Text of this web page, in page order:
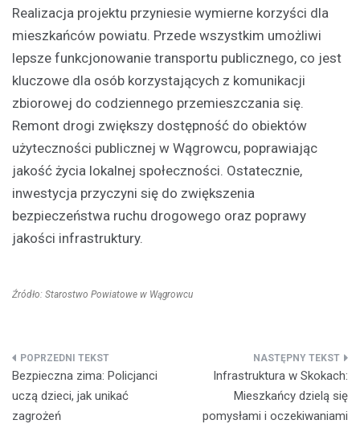
Realizacja projektu przyniesie wymierne korzyści dla
mieszkańców powiatu. Przede wszystkim umożliwi
lepsze funkcjonowanie transportu publicznego, co jest
kluczowe dla osób korzystających z komunikacji
zbiorowej do codziennego przemieszczania się.
Remont drogi zwiększy dostępność do obiektów
użyteczności publicznej w Wągrowcu, poprawiając
jakość życia lokalnej społeczności. Ostatecznie,
inwestycja przyczyni się do zwiększenia
bezpieczeństwa ruchu drogowego oraz poprawy
jakości infrastruktury.
Źródło: Starostwo Powiatowe w Wągrowcu
Nawigacja
wpisu
Bezpieczna zima: Policjanci
uczą dzieci, jak unikać
zagrożeń
Infrastruktura w Skokach:
Mieszkańcy dzielą się
pomysłami i oczekiwaniami